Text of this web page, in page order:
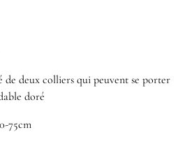
de deux colliers qui peuvent se porter
doré
75cm